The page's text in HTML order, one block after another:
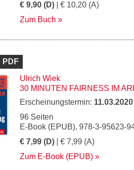
€ 9,90 (D) | € 10,20 (A)
Zum Buch
PDF
Ulrich Wiek
30 MINUTEN FAIRNESS IM
Erscheinungstermin: 11.03.2020
96 Seiten
E-Book (EPUB), 978-3-95623-
€ 7,99 (D) | € 7,99 (A)
Zum E-Book (EPUB)